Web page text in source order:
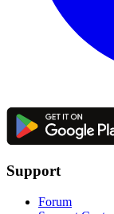
Support
Forum